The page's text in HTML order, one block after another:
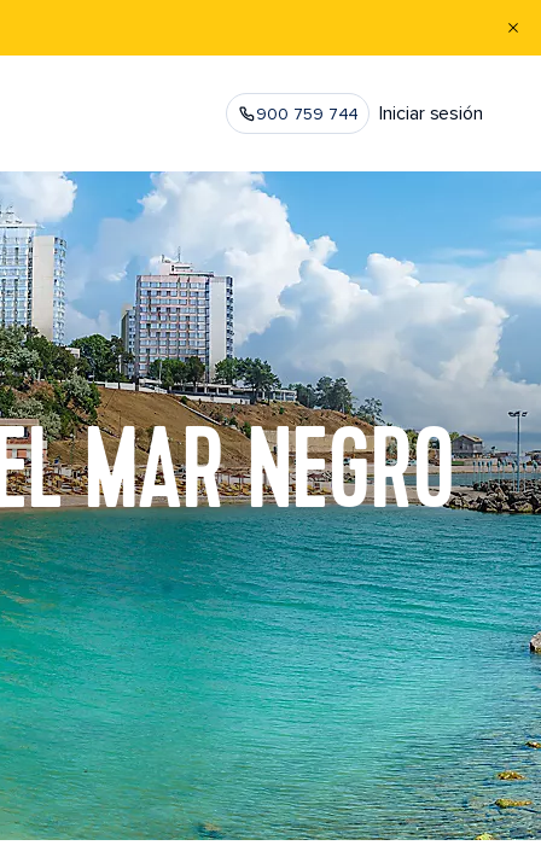
900 759 744 Iniciar sesión
MAR NEGRO